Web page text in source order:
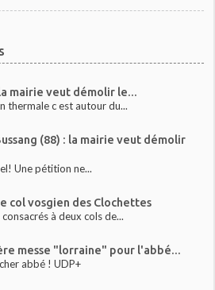
mairie veut démolir le...
thermale c est autour du...
(88) : la mairie veut démolir
Une pétition ne...
col vosgien des Clochettes
à deux cols de...
messe "lorraine" pour l'abbé...
abbé ! UDP+